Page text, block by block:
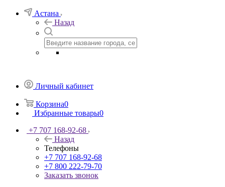
Астана
Назад
Личный кабинет
Корзина0
Избранные товары0
+7 707 168-92-68
Назад
Телефоны
+7 707 168-92-68
+7 800 222-79-70
Заказать звонок